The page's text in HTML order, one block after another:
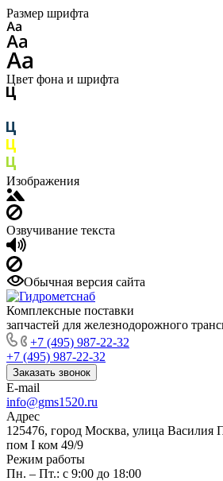
Размер шрифта
Цвет фона и шрифта
Изображения
Озвучивание текста
Обычная версия сайта
Комплексные поставки
запчастей для железнодорожного
+7 (495) 987-22-32
+7 (495) 987-22-32
Заказать звонок
E-mail
info@gms1520.ru
Адрес
125476, город Москва, улица Василия
пом I ком 49/9
Режим работы
Пн. – Пт.: с 9:00 до 18:00